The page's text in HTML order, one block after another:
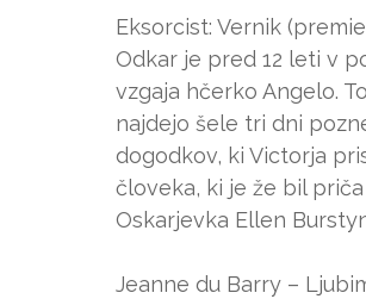
Eksorcist: Vernik
Odkar je pred 12 leti v
vzgaja hčerko Angelo.
najdejo šele tri dni
dogodkov, ki Victorja
človeka, ki je že bil
Oskarjevka Ellen
Jeanne du Barry –